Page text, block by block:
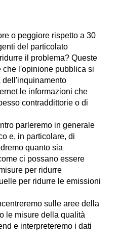
o peggiore rispetto a 30
del particolato
il problema? Queste
che l'opinione pubblica si
dell'inquinamento
le informazioni che
contraddittorie o di
parleremo in generale
e, in particolare, di
quanto sia
ci possano essere
per ridurre
per ridurre le emissioni
sulle aree della
le misure della qualità
e interpreteremo i dati